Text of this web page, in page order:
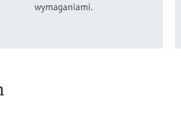
wymaganiami.